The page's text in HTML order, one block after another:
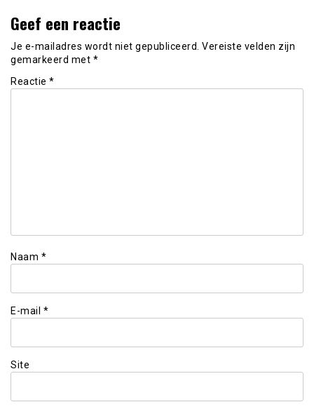
Geef een reactie
Je e-mailadres wordt niet gepubliceerd. Vereiste velden zijn
gemarkeerd met *
Reactie *
Naam *
E-mail *
Site